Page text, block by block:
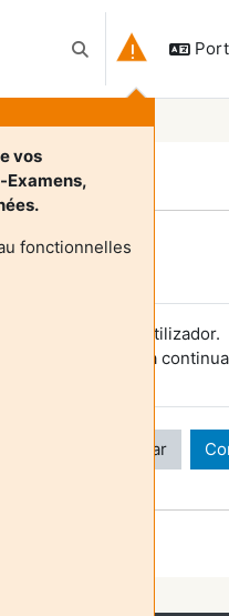
Alternar a entrada
vos
Examens,
fonctionnelles
aos perfis de utilizador.
de utilizador para
Cancelar